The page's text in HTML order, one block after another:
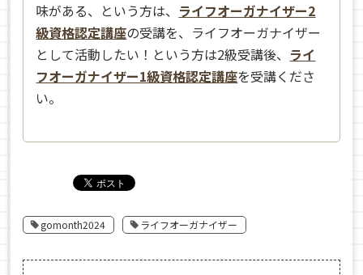
味がある、という方は、 ライフオーガナイザー2
級資格認定講座の受講を、ライフオーガナイザー
として活動したい！という方は2級受講後、 ライ
フオーガナイザー1級資格認定講座を受講くださ
い。
gomonth2024 ライフオーガナイザー